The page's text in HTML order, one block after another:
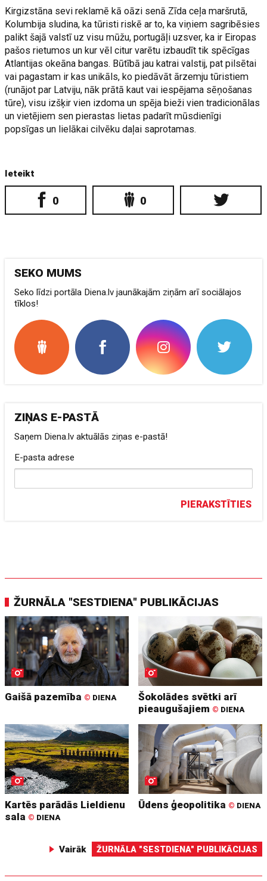
Kirgizstāna sevi reklamē kā oāzi senā Zīda ceļa maršrutā,
Kolumbija sludina, ka tūristi riskē ar to, ka viņiem sagribēsies
palikt šajā valstī uz visu mūžu, portugāļi uzsver, ka ir Eiropas
pašos rietumos un kur vēl citur varētu izbaudīt tik spēcīgas
Atlantijas okeāna bangas. Būtībā jau katrai valstij, pat pilsētai
vai pagastam ir kas unikāls, ko piedāvāt ārzemju tūristiem
(runājot par Latviju, nāk prātā kaut vai iespējama sēņošanas
tūre), visu izšķir vien izdoma un spēja bieži vien tradicionālas
un vietējiem sen pierastas lietas padarīt mūsdienīgi
popsīgas un lielākai cilvēku daļai saprotamas.
Ieteikt
0 0
SEKO MUMS
Seko līdzi portāla Diena.lv jaunākajām ziņām arī sociālajos
tīklos!
ZIŅAS E-PASTĀ
Saņem Diena.lv aktuālās ziņas e-pastā!
E-pasta adrese
PIERAKSTĪTIES
ŽURNĀLA "SESTDIENA" PUBLIKĀCIJAS
Gaišā pazemība © DIENA
Šokolādes svētki arī
pieaugušajiem © DIENA
Kartēs parādās Lieldienu
sala © DIENA
Ūdens ģeopolitika © DIENA
Vairāk ŽURNĀLA "SESTDIENA" PUBLIKĀCIJAS